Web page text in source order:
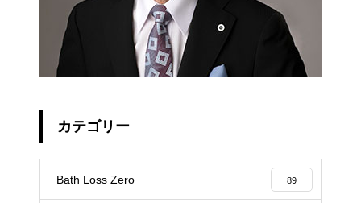
カテゴリー
Bath Loss Zero 89